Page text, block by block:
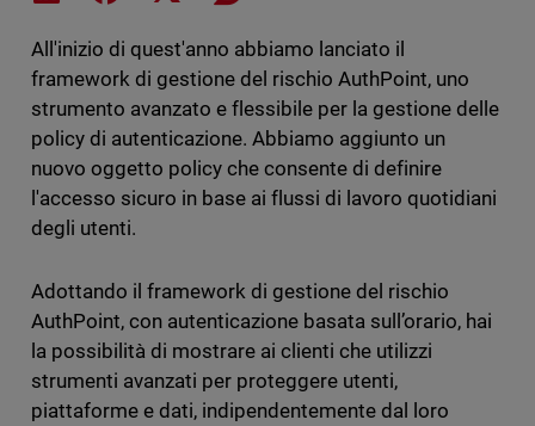
All'inizio di quest'anno abbiamo lanciato il
framework di gestione del rischio AuthPoint, uno
strumento avanzato e flessibile per la gestione delle
policy di autenticazione. Abbiamo aggiunto un
nuovo oggetto policy che consente di definire
l'accesso sicuro in base ai flussi di lavoro quotidiani
degli utenti.
Adottando il framework di gestione del rischio
AuthPoint, con autenticazione basata sull’orario, hai
la possibilità di mostrare ai clienti che utilizzi
strumenti avanzati per proteggere utenti,
piattaforme e dati, indipendentemente dal loro